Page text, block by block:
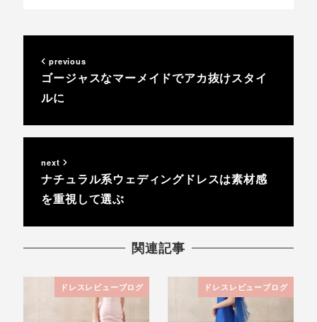
previous
ゴージャスなマーメイドでアカ抜けスタイ
ルに
next
ナチュラル系ウェディングドレスは素材感
を重視して選ぶ
関連記事
ドレスレビューブログ ドレスレビューブログ